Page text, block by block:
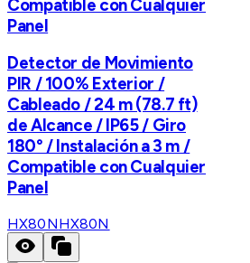
Compatible con Cualquier
Panel
Detector de Movimiento
PIR / 100% Exterior /
Cableado / 24 m (78.7 ft)
de Alcance / IP65 / Giro
180° / Instalación a 3 m /
Compatible con Cualquier
Panel
HX80NHX80N